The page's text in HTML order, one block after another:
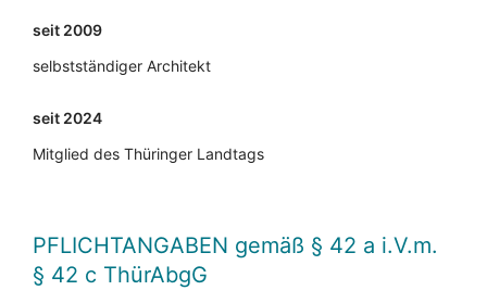
seit 2009
selbstständiger Architekt
seit 2024
Mitglied des Thüringer Landtags
PFLICHTANGABEN gemäß § 42 a i.V.m.
§ 42 c ThürAbgG